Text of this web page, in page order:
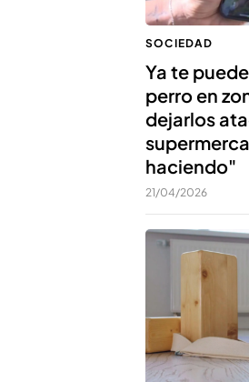
SOCIEDAD
Ya te
perro en
dejarlos
haciendo"
21/04/2026